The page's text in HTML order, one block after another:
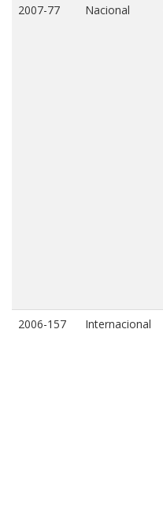
2007-77 Nacional
2006-157 Internacional